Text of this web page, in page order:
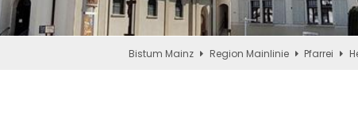
Bistum Mainz Region Mainlinie Pfarrei